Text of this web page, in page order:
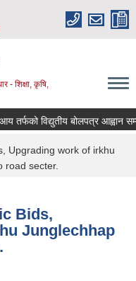
- शिक्षा, कृषि,
विद्युतीय बोलपत्र आह्वान
Upgrading work of irkhu
road secter.
Bids,
Junglechhap